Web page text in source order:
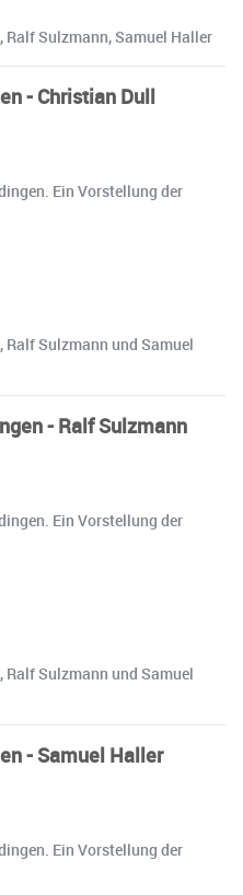
Sulzmann, Samuel Haller
- Christian Dull
Ein Vorstellung der
Sulzmann und Samuel
- Ralf Sulzmann
Ein Vorstellung der
Sulzmann und Samuel
- Samuel Haller
Ein Vorstellung der